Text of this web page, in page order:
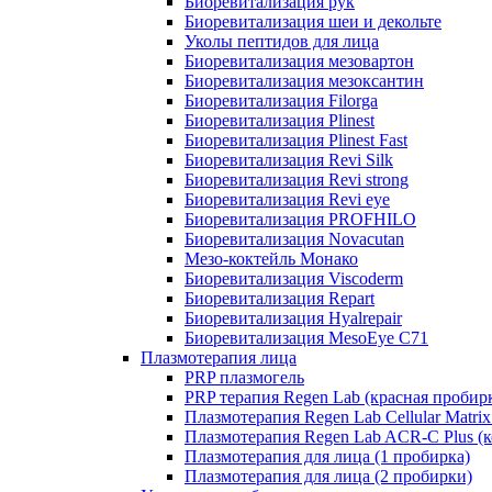
Биоревитализация шеи и декольте
Уколы пептидов для лица
Биоревитализация мезовартон
Биоревитализация мезоксантин
Биоревитализация Filorga
Биоревитализация Plinest
Биоревитализация Plinest Fast
Биоревитализация Revi Silk
Биоревитализация Revi strong
Биоревитализация Revi eye
Биоревитализация PROFHILO
Биоревитализация Novacutan
Мезо-коктейль Монако
Биоревитализация Viscoderm
Биоревитализация Repart
Биоревитализация Hyalrepair
Биоревитализация MesoEye C71
Плазмотерапия лица
PRP плазмогель
PRP терапия Regen Lab (красная
Плазмотерапия Regen Lab Cellular
Плазмотерапия Regen Lab ACR-C Plus
Плазмотерапия для лица (1 пробирка)
Плазмотерапия для лица (2 пробирки)